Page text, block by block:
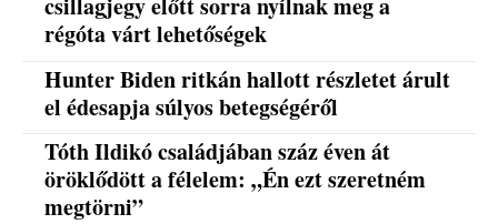
csillagjegy előtt sorra nyílnak meg a
régóta várt lehetőségek
Hunter Biden ritkán hallott részletet árult
el édesapja súlyos betegségéről
Tóth Ildikó családjában száz éven át
öröklődött a félelem: „Én ezt szeretném
megtörni”